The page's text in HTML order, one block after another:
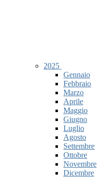
2025
Gennaio
Febbraio
Marzo
Aprile
Maggio
Giugno
Luglio
Agosto
Settembre
Ottobre
Novembre
Dicembre